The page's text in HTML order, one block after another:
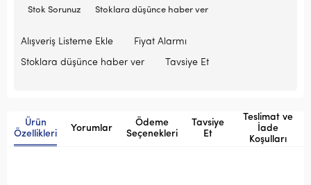
Stok Sorunuz Stoklara düşünce haber ver
Alışveriş Listeme Ekle
Fiyat Alarmı
Stoklara düşünce haber ver
Tavsiye Et
Ürün
Özellikleri
Yorumlar
Ödeme
Seçenekleri
Tavsiye
Et
Teslimat ve
İade
Koşulları